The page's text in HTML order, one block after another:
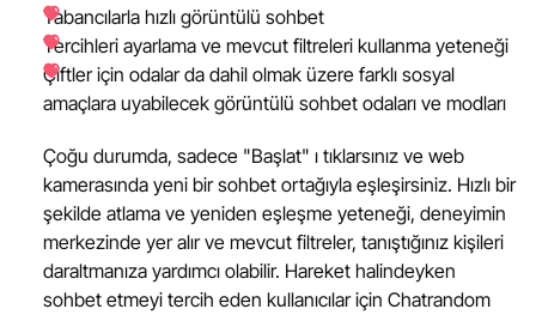
Yabancılarla hızlı görüntülü sohbet
Tercihleri ayarlama ve mevcut filtreleri kullanma yeteneği
Çiftler için odalar da dahil olmak üzere farklı sosyal
amaçlara uyabilecek görüntülü sohbet odaları ve modları
Çoğu durumda, sadece "Başlat" ı tıklarsınız ve web
kamerasında yeni bir sohbet ortağıyla eşleşirsiniz. Hızlı bir
şekilde atlama ve yeniden eşleşme yeteneği, deneyimin
merkezinde yer alır ve mevcut filtreler, tanıştığınız kişileri
daraltmanıza yardımcı olabilir. Hareket halindeyken
sohbet etmeyi tercih eden kullanıcılar için Chatrandom